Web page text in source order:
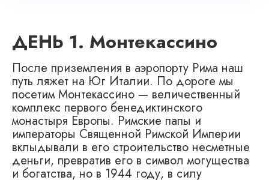
ДЕНЬ 1. Монтекассино
После приземления в аэропорту Рима наш
путь ляжет на Юг Италии. По дороге мы
посетим Монтекассино — величественный
комплекс первого бенедиктинского
монастыря Европы. Римские папы и
императоры Священной Римской Империи
вклыдывали в его строительство несметные
деньги, превратив его в символ могущества
и богатства, но в 1944 году, в силу